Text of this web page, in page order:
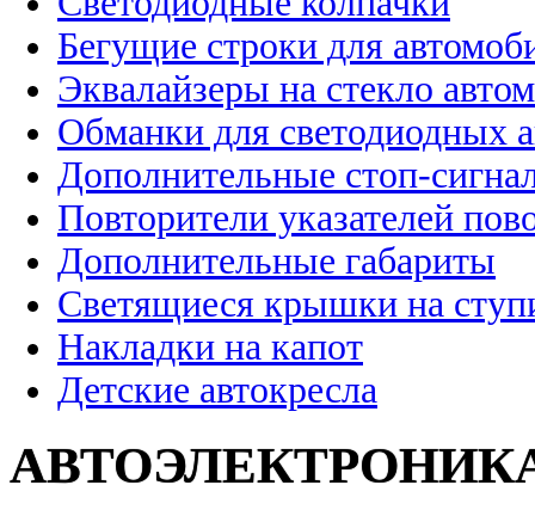
Бегущие строки для
Эквалайзеры на стекло
Обманки для светодиодных
Дополнительные стоп-
Повторители указателей
Дополнительные габариты
Светящиеся крышки на
Накладки на капот
Детские автокресла